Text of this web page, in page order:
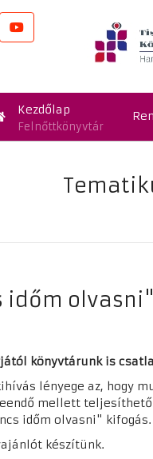
Kezdőlap
Felnőttkönyvtár
időm
könyvtárunk is
lényege az, hogy
mellett
időm olvasni" kifogás.
készítünk.